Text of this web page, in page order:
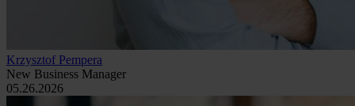
Krzysztof Pempera
New Business Manager
05.26.2026